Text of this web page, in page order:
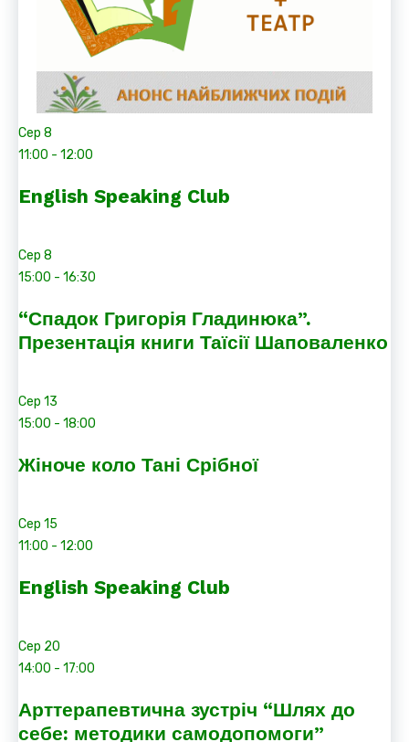
Сер 8
11:00 - 12:00
English Speaking Club
Сер 8
15:00 - 16:30
“Спадок Григорія Гладинюка”.
Презентація книги Таїсії Шаповаленко
Сер 13
15:00 - 18:00
Жіноче коло Тані Срібної
Сер 15
11:00 - 12:00
English Speaking Club
Сер 20
14:00 - 17:00
Арттерапевтична зустріч “Шлях до
себе: методики самодопомоги”